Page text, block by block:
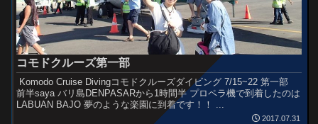
コモドクルーズ第一部
Komodo Cruise Divingコモドクルーズダイビング 7/15~22 第一部
前半saya バリ島DENPASARから1時間半 プロペラ機で到着したのは
LABUAN BAJO 夢のような楽園に到着です！！ ...
2017.07.31